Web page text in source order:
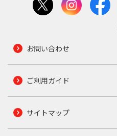
お問い合わせ
ご利用ガイド
サイトマップ